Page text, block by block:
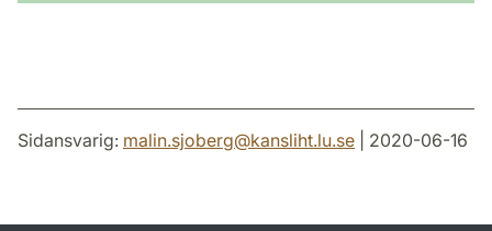
Sidansvarig: malin.sjoberg@kansliht.lu.se | 2020-06-16